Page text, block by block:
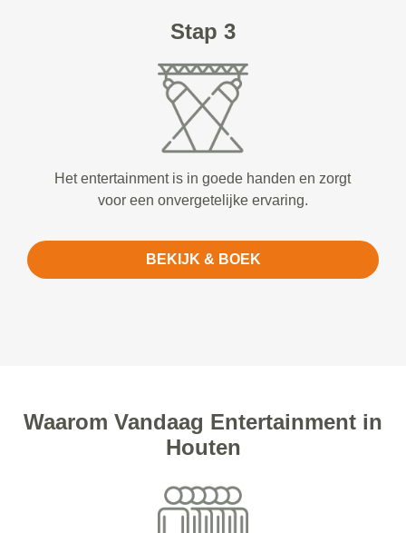
Stap 3
Het entertainment is in goede handen en zorgt
voor een onvergetelijke ervaring.
BEKIJK & BOEK
Waarom Vandaag Entertainment in
Houten